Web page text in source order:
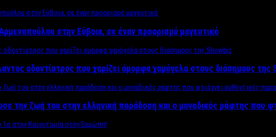
στην Εύβοια, σε έναν προορισμό μαγευτικό
οδοντίατρος που χαρίζει όμορφα χαμόγελα στους διάσημους της
την ζωή του στην ελληνική παράδοση και ο μοναδικός ράφτης που